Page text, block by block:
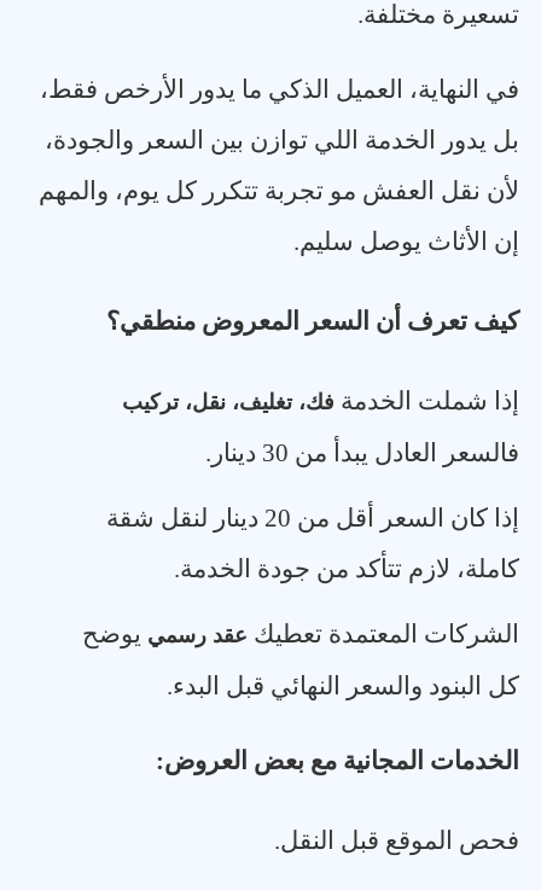
تسعيرة مختلفة.
في النهاية، العميل الذكي ما يدور الأرخص فقط،
بل يدور الخدمة اللي توازن بين السعر والجودة،
لأن نقل العفش مو تجربة تتكرر كل يوم، والمهم
إن الأثاث يوصل سليم.
كيف تعرف أن السعر المعروض منطقي؟
إذا شملت الخدمة فك، تغليف، نقل، تركيب
فالسعر العادل يبدأ من 30 دينار .
إذا كان السعر أقل من 20 دينار لنقل شقة
كاملة، لازم تتأكد من جودة الخدمة.
الشركات المعتمدة تعطيك عقد رسمي يوضح
كل البنود والسعر النهائي قبل البدء.
الخدمات المجانية مع بعض العروض:
فحص الموقع قبل النقل.